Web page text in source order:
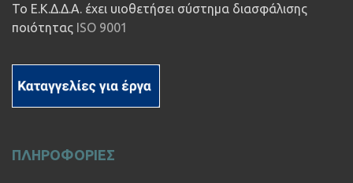
Το Ε.Κ.Δ.Δ.Α. έχει υιοθετήσει σύστημα διασφάλισης
ποιότητας ISO 9001
ΠΛΗΡΟΦΟΡΙΕΣ